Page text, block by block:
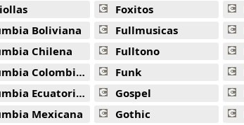
Boliviana
Chilena
Colombiana
Ecuatoriana
Mexicana
Foxitos
Fullmusicas
Fulltono
Funk
Gospel
Gothic